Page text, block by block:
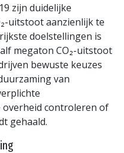
zijn duidelijke
uitstoot aanzienlijk te
doelstellingen is
megaton CO₂-uitstoot
bewuste keuzes
van
overheid controleren of
gehaald.